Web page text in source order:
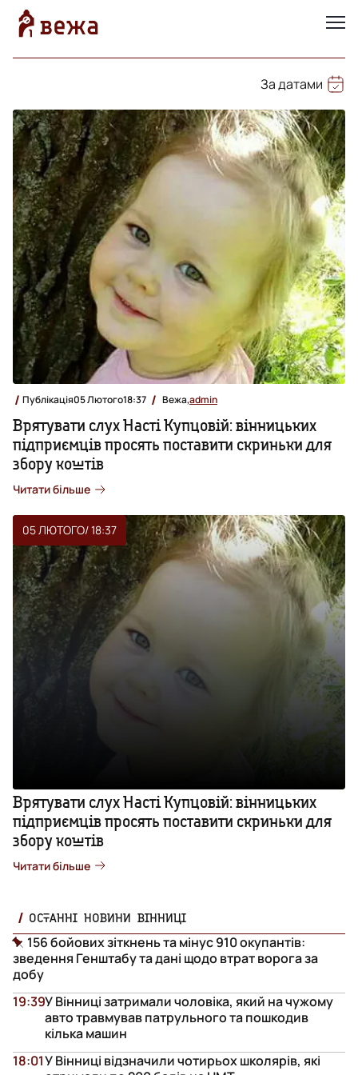
За датами
Публікація05 Лютого18:37 Вежа,admin
Врятувати слух Насті Купцовій: вінницьких
підприємців просять поставити скриньки для
збору коштів
Читати більше
05 ЛЮТОГО/ 18:37
Врятувати слух Насті Купцовій: вінницьких
підприємців просять поставити скриньки для
збору коштів
Читати більше
ОСТАННІ НОВИНИ ВІННИЦІ
156 бойових зіткнень та мінус 910 окупантів:
зведення Генштабу та дані щодо втрат ворога за
добу
У Вінниці затримали чоловіка, який на чужому
авто травмував патрульного та пошкодив
кілька машин
19:39
У Вінниці відзначили чотирьох школярів, які
18:01